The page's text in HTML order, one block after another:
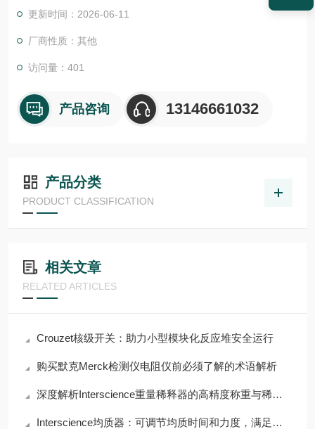
我们全面的产品组合包括用于不同工业应用和研发的红外测量设
制，并通过特定的过程优化降低能耗和生产成本。德国 欧普士op
tris 红外测温仪
更新时间：2026-06-11
厂商性质：其他
访问量：401
产品咨询 13146661032
产品分类
PRODUCT CLASSIFICATION
相关文章
RELATED ARTICLES
Crouzet核级开关：助力小型模块化反应堆安全运行
购买默克Merck检测仪电阻仪前必须了解的术语解析
深度解析Interscience重量稀释器的高精度称重与稀释功能
Interscience均质器：可调节均质时间和力度，满足多样需求